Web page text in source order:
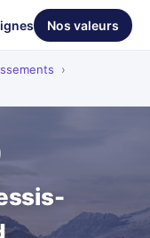
Nos valeurs
›